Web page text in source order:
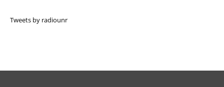
Tweets by radiounr